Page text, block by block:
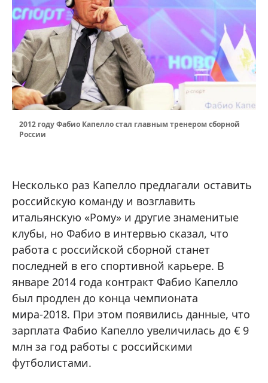
2012 году Фабио Капелло стал главным тренером сборной
России
Несколько раз Капелло предлагали оставить
российскую команду и возглавить
итальянскую «Рому» и другие знаменитые
клубы, но Фабио в интервью сказал, что
работа с российской сборной станет
последней в его спортивной карьере. В
январе 2014 года контракт Фабио Капелло
был продлен до конца чемпионата
мира-2018. При этом появились данные, что
зарплата Фабио Капелло увеличилась до € 9
млн за год работы с российскими
футболистами.